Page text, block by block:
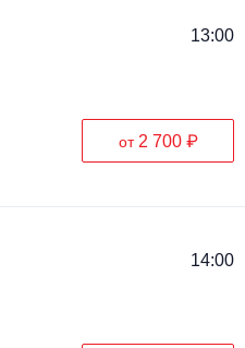
13:00
от 2 700 ₽
14:00